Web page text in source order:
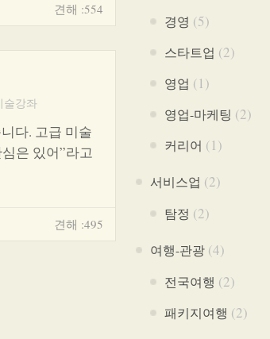
견해 :554
술강좌
다. 고급 미술
은 있어”라고
견해 :495
경영 (5)
스타트업 (2)
영업 (1)
영업-마케팅 (2)
커리어 (1)
서비스업 (2)
탐정 (2)
여행-관광 (4)
전국여행 (2)
패키지여행 (2)